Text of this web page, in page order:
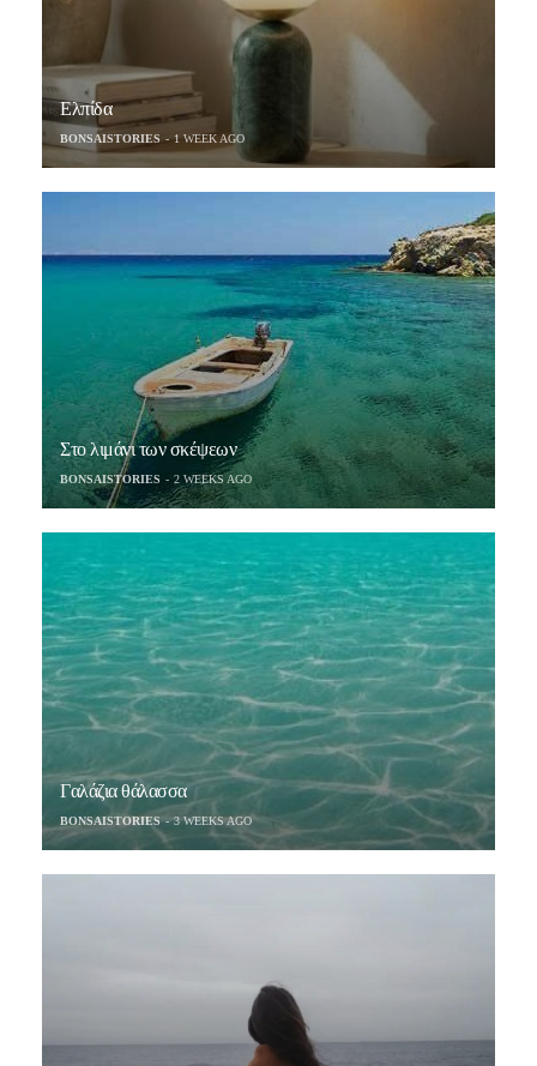
Ελπίδα
BONSAISTORIES 1 WEEK AGO
Στο λιμάνι των σκέψεων
BONSAISTORIES 2 WEEKS AGO
Γαλάζια θάλασσα
BONSAISTORIES 3 WEEKS AGO